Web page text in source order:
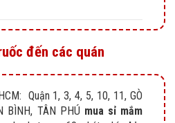
đến các quán
Quận 1, 3, 4, 5, 10, 11, GÒ
BÌNH, TÂN PHÚ mua sỉ mắm